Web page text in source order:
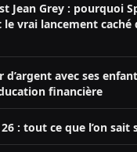
Jean Grey : pourquoi
le vrai lancement caché
d’argent avec ses
financière
: tout ce que l’on sait